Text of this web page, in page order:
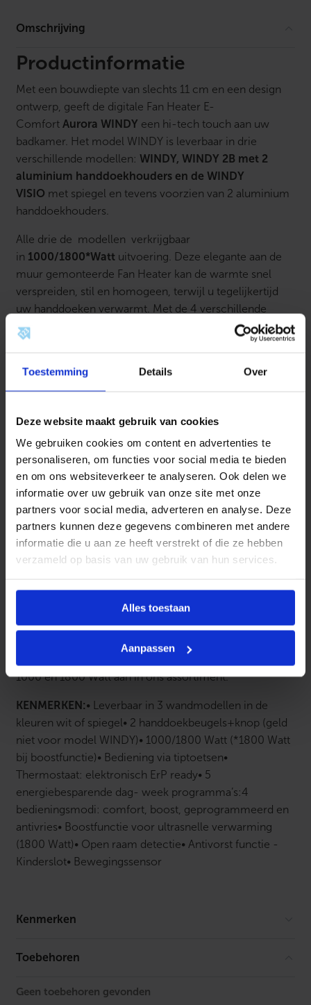
Toestemming Details Over
Deze website maakt gebruik van cookies
We gebruiken cookies om content en advertenties te
personaliseren, om functies voor social media te bieden
en om ons websiteverkeer te analyseren. Ook delen we
informatie over uw gebruik van onze site met onze
partners voor social media, adverteren en analyse. Deze
partners kunnen deze gegevens combineren met andere
informatie die u aan ze heeft verstrekt of die ze hebben
verzameld op basis van uw gebruik van hun services.
Alles toestaan
Aanpassen
a
Omschrijving
Productinformatie
Met een bouwdiepte van slechts 11 cm en een design
ontwerp, geeft de digitale Fan Heater E-
Comfort Aurora WINDY een hi-tech touch aan uw
badkamer. Het model WINDY is leverbaar in drie
verschillende modellen: WINDY, WINDY 2B met 2
aluminium handdoekhouders en de WINDY
VISIO met spiegel en tevens voorzien van 2 aluminium
handdoekhouders.
Alle drie de modellen verkrijgbaar
in 1000/1800*Watt uitvoering. Deze elegante aan de
muur gemonteerde Fan Heater kan de warmte snel
verspreiden, stil en homogeen, terwijl u tegelijkertijd
uw handdoeken verwarmt. Met de 4 verschillende
bedrijfsmodi kunt u de warmteafgifte aanpassen, zodat
u op maat comfort krijgt. Dankzij de programmeerbare
aanpassen aan uw levenspatroon.
verwarmd de WINDY alleen waneer dat nodig is. Zo
word energieverlies voorkomen en het verbruiksniveau
verlaagd.
Zodra een nieuwe aanwezigheid wordt gedetecteerd
zal de WINDY automatisch inschakelen op comfort
niveau.
de antivorst functie wordt geselecteerd.
Naast de DRL AURORA WINDY bieden wij ook de
1000 en 1800 Watt aan in ons assortiment.
KENMERKEN:• Leverbaar in 3 wandmodellen in de
kleuren wit of spiegel • 2 handdoekbeugels+knop (geld
niet voor model WINDY)• 1000/1800 Watt (*1800 Watt
bij boostfunctie)• Bediening via tiptoetsen•
Thermostaat: elektronisch ErP ready• 5
energiebesparende dag- week programma’s:4
bedieningsmodi: comfort, boost, geprogrammeerd en
antivries• Boostfunctie voor ultrasnelle verwarming
(1800 Watt)• Open raam detectie• Antivorst functie -
Kinderslot• Bewegingssensor
Kenmerken
Diepte
Toebehoren
Geen toebehoren gevonden